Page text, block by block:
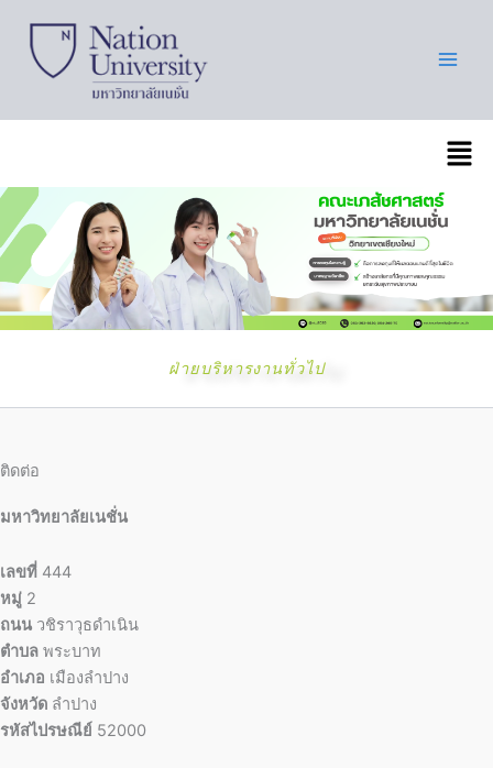
content
เมนู
ฝ่ายบริหารงานทั่วไป
ติดต่อ
มหาวิทยาลัยเนชั่น
เลขที่ 444
หมู่ 2
ถนน วชิราวุธดำเนิน
ตำบล พระบาท
อำเภอ เมืองลำปาง
จังหวัด ลำปาง
รหัสไปรษณีย์ 52000